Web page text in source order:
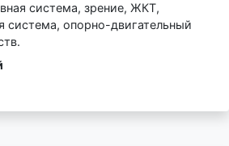
система, зрение, ЖКТ,
система, опорно-двигательный